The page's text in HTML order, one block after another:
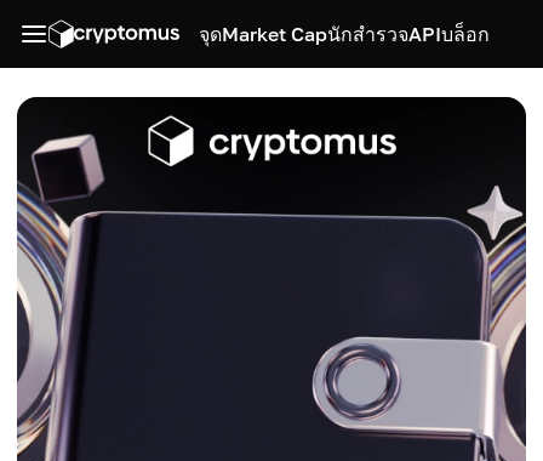
จุดMarket CapนักสำรวจAPIบล็อก